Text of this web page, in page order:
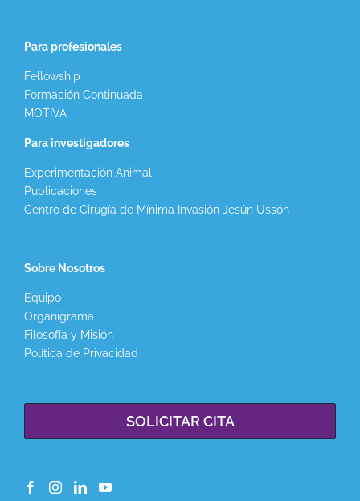
Para profesionales
Fellowship
Formación Continuada
MOTIVA
Para investigadores
Experimentación Animal
Publicaciones
Centro de Cirugía de Mínima Invasión Jesún Ussón
Sobre Nosotros
Equipo
Organigrama
Filosofía y Misión
Política de Privacidad
SOLICITAR CITA